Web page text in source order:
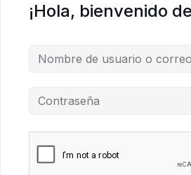
¡Hola, bienvenido